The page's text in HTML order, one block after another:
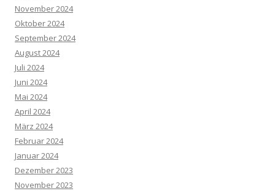
November 2024
Oktober 2024
September 2024
August 2024
Juli 2024
Juni 2024
Mai 2024
April 2024
März 2024
Februar 2024
Januar 2024
Dezember 2023
November 2023